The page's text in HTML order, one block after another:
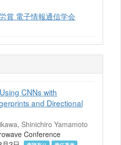
賞 電子情報通信学会
CNNs with
and Directional
Shinichiro Yamamoto
Conference